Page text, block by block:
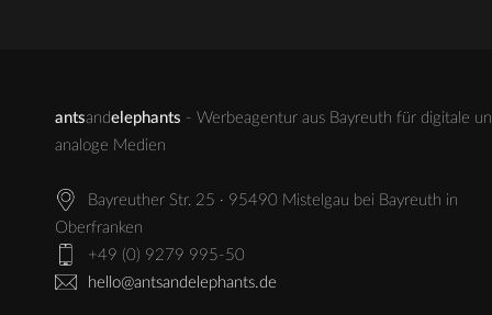
antsandelephants - Werbeagentur aus Bayreuth für digitale
analoge Medien
Bayreuther Str. 25 · 95490 Mistelgau bei Bayreuth in
Oberfranken
+49 (0) 9279 995-50
hello@antsandelephants.de